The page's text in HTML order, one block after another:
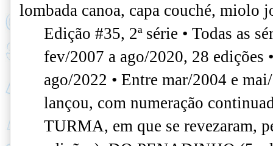
lombada canoa, capa couché, miolo
Edição #35, 2ª série • Todas as
fev/2007 a ago/2020, 28 edições
ago/2022 • Entre mar/2004 e
lançou, com numeração
TURMA, em que se revezaram,